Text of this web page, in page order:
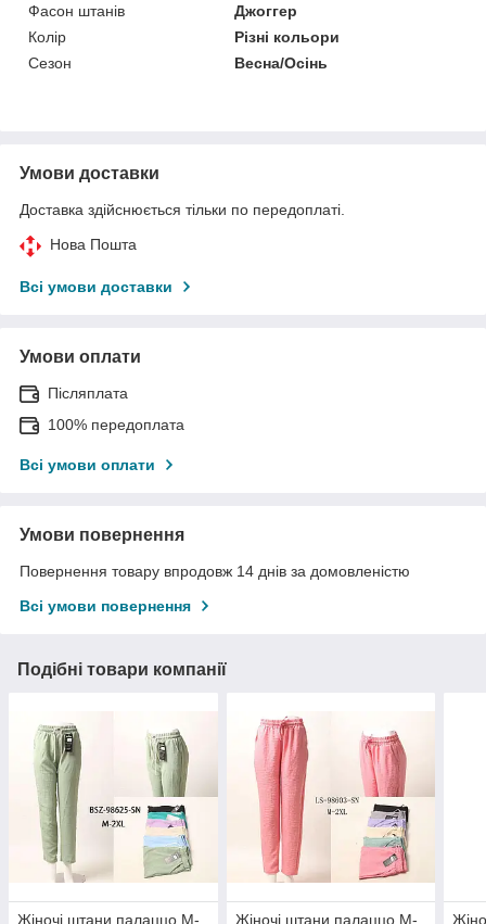
Фасон штанів
Джоггер
Колір
Різні кольори
Сезон
Весна/Осінь
Умови доставки
Доставка здійснюється тільки по передоплаті.
Нова Пошта
Всі умови доставки
Умови оплати
Післяплата
100% передоплата
Всі умови оплати
Умови повернення
Повернення товару впродовж 14 днів за домовленістю
Всі умови повернення
Подібні товари компанії
Жіночі штани палаццо M-
Жіночі штани палаццо M-